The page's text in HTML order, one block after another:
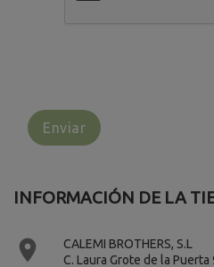
INFORMACIÓN DE LA

CALEMI BROTHERS, S.L
C. Laura Grote de la Puerta